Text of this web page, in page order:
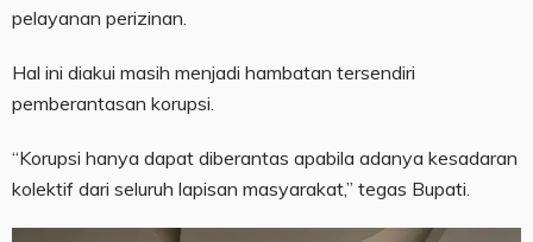
pelayanan perizinan.
Hal ini diakui masih menjadi hambatan tersendiri
pemberantasan korupsi.
“Korupsi hanya dapat diberantas apabila adanya kesadaran
kolektif dari seluruh lapisan masyarakat,” tegas Bupati.